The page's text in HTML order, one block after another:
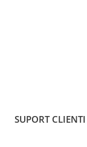
Arte si tehnici
SUPORT CLIENTI